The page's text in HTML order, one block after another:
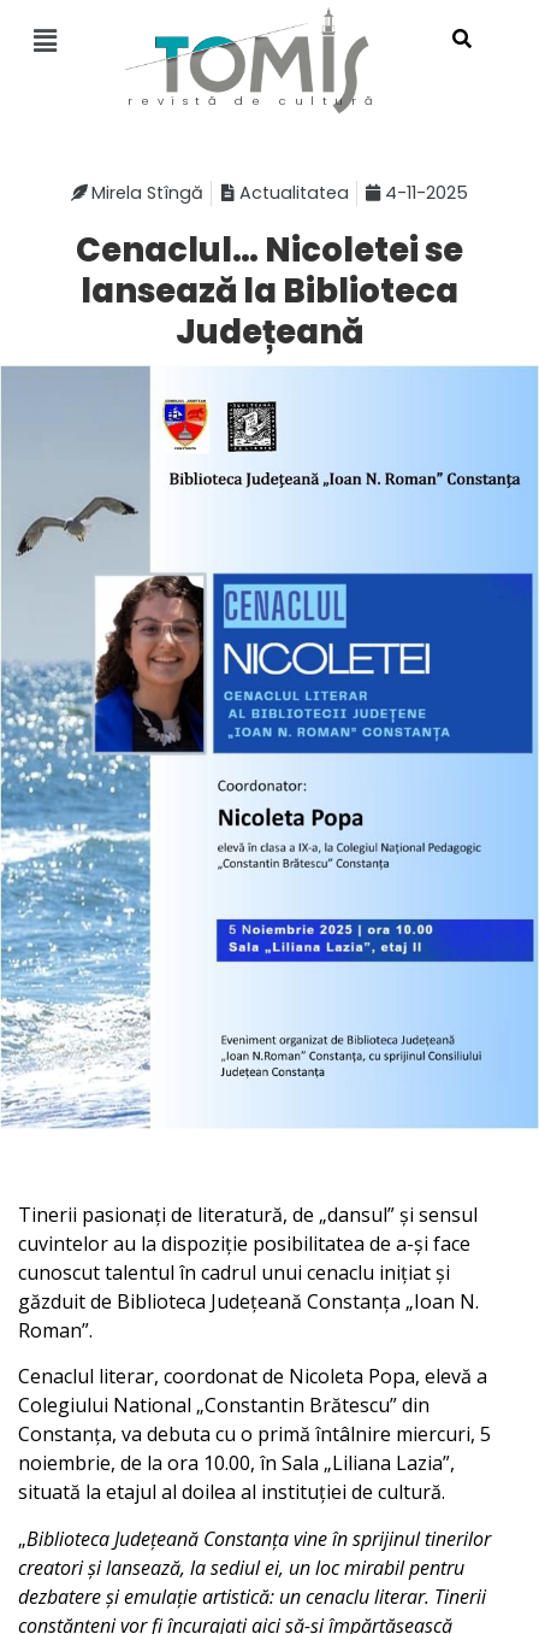
revistă de cultură
Mirela Stîngă Actualitatea 4-11-2025
Cenaclul… Nicoletei se
lansează la Biblioteca
Județeană
Tinerii pasionați de literatură, de „dansul” și sensul
cuvintelor au la dispoziție posibilitatea de a-și face
cunoscut talentul în cadrul unui cenaclu inițiat și
găzduit de Biblioteca Județeană Constanța „Ioan N.
Roman”.
Cenaclul literar, coordonat de Nicoleta Popa, elevă a
Colegiului National „Constantin Brătescu” din
Constanța, va debuta cu o primă întâlnire miercuri, 5
noiembrie, de la ora 10.00, în Sala „Liliana Lazia”,
situată la etajul al doilea al instituției de cultură.
„Biblioteca Județeană Constanța vine în sprijinul tinerilor
creatori și lansează, la sediul ei, un loc mirabil pentru
dezbatere și emulație artistică: un cenaclu literar. Tinerii
constănțeni vor fi încurajați aici să-și împărtășească